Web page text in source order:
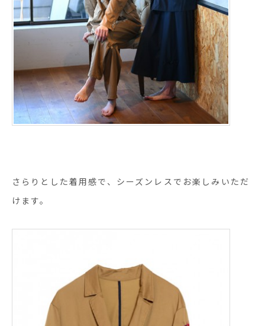
さらりとした着用感で、シーズンレスでお楽しみいただ
けます。